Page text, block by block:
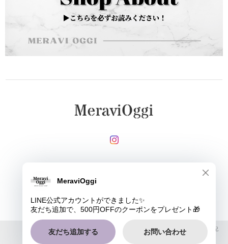
MeraviOggi |プライバシーポリシー|特定商取引法に基づく表記